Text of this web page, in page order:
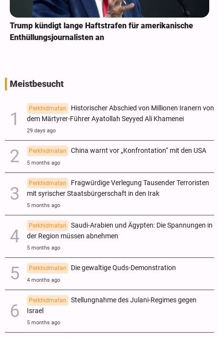
Trump kündigt lange Haftstrafen für amerikanische
Enthüllungsjournalisten an
Meistbesucht
Perkhidmatan
Historischer Abschied von Millionen Iranern von
dem Märtyrer-Führer Ayatollah Seyyed Ali Khamenei
29 days ago
Perkhidmatan China warnt vor „Konfrontation“ mit den USA
5 months ago
Perkhidmatan
Fragwürdige Verlegung Tausender Terroristen
mit syrischer Staatsbürgerschaft in den Irak
5 months ago
Perkhidmatan
Saudi-Arabien und Ägypten: Die Spannungen in
der Region müssen abnehmen
5 months ago
Perkhidmatan Die gewaltige Quds-Demonstration
4 months ago
Perkhidmatan
Stellungnahme des Julani-Regimes gegen
Israel
5 months ago